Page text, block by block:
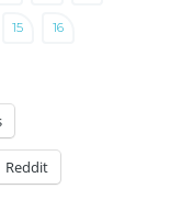
15 16
Reddit